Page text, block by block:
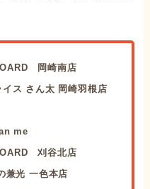
岡崎南店
イス さん太 岡崎羽根店
me
刈谷北店
兼光 一色本店